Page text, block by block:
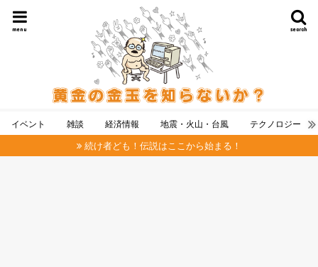
search
menu
イベント 雑談 経済情報 地震・火山・台風 テクノロジー
続け者ども！伝説はここから始まる！